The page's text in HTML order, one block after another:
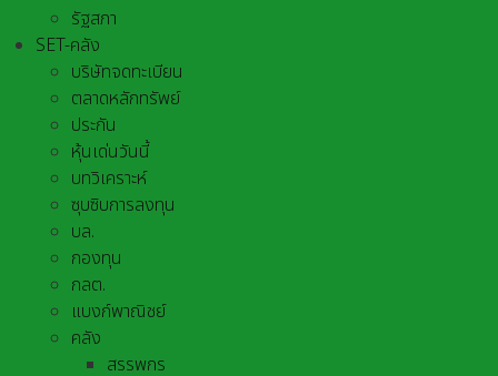
รัฐสภา
SET-คลัง
บริษัทจดทะเบียน
ตลาดหลักทรัพย์
ประกัน
หุ้นเด่นวันนี้
บทวิเคราะห์
ซุบซิบการลงทุน
บล.
กองทุน
กลต.
แบงก์พาณิชย์
คลัง
สรรพกร